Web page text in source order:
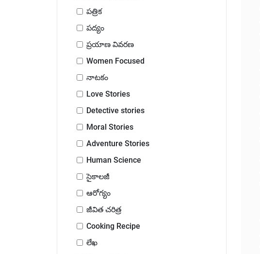
పత్రిక
పద్యం
ప్రయాణ వివరణ
Women Focused
నాటకం
Love Stories
Detective stories
Moral Stories
Adventure Stories
Human Science
సైకాలజీ
ఆరోగ్యం
జీవిత చరిత్ర
Cooking Recipe
లేఖ